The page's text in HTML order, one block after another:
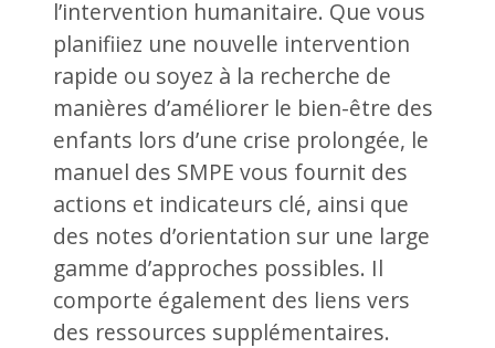
l’intervention humanitaire. Que vous
planifiiez une nouvelle intervention
rapide ou soyez à la recherche de
manières d’améliorer le bien-être des
enfants lors d’une crise prolongée, le
manuel des SMPE vous fournit des
actions et indicateurs clé, ainsi que
des notes d’orientation sur une large
gamme d’approches possibles. Il
comporte également des liens vers
des ressources supplémentaires.